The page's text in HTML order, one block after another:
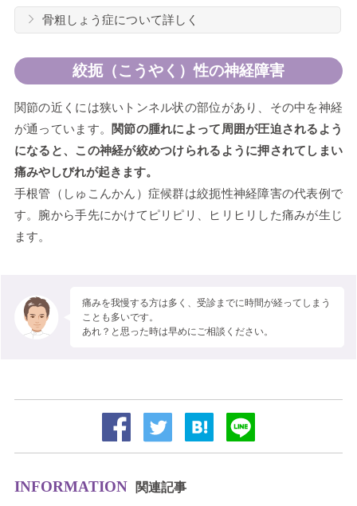
骨粗しょう症について詳しく
絞扼（こうやく）性の神経障害
関節の近くには狭いトンネル状の部位があり、その中を神経
が通っています。
関節の腫れによって周囲が圧迫されるよう
になると、この神経が絞めつけられるように押されてしまい
痛みやしびれが起きます。
手根管（しゅこんかん）症候群は絞扼性神経障害の代表例で
す。腕から手先にかけてピリピリ、ヒリヒリした痛みが生じ
ます。
痛みを我慢する方は多く、受診までに時間が経ってしまう
ことも多いです。
あれ？と思った時は早めにご相談ください。
INFORMATION 関連記事